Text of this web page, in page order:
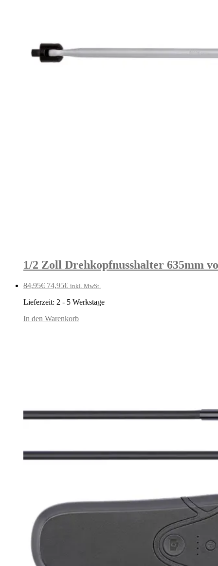
1/2 Zoll Drehkopfnusshalter 635mm
84,95€ Ursprünglicher
war:
74,95€Aktueller
ist:
inkl. MwSt.
Lieferzeit: 2 - 5 Werkstage
In den Warenkorb